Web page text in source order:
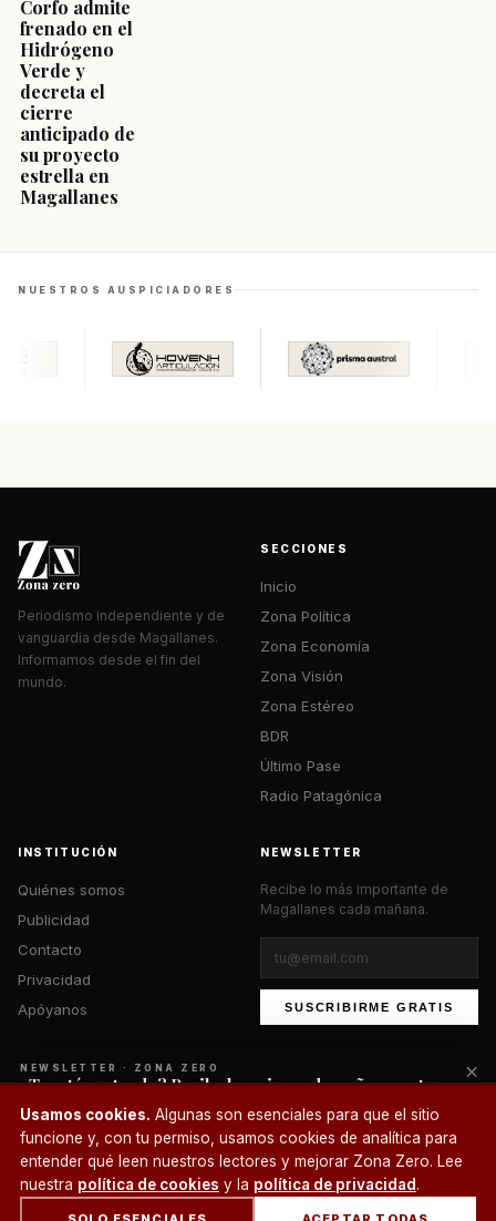
Corfo admite
frenado en el
Hidrógeno
Verde y
decreta el
cierre
anticipado de
su proyecto
estrella en
Magallanes
NUESTROS AUSPICIADORES
Periodismo independiente y de
vanguardia desde Magallanes.
Informamos desde el fin del
mundo.
SECCIONES
Inicio
Zona Política
Zona Economía
Zona Visión
Zona Estéreo
BDR
Último Pase
Radio Patagónica
INSTITUCIÓN
Quiénes somos
Publicidad
Contacto
Privacidad
Apóyanos
NEWSLETTER
Recibe lo más importante de
Magallanes cada mañana.
SUSCRIBIRME GRATIS
© 2026 Zona Zero Media. Todos los derechos reservados.
Usamos cookies. Algunas son esenciales para que el sitio
funcione y, con tu permiso, usamos cookies de analítica para
entender qué leen nuestros lectores y mejorar Zona Zero. Lee
nuestra política de cookies y la política de privacidad.
¿Un café?
NEWSLETTER · ZONA ZERO
¿Te está gustando? Recibe lo mejor cada mañana en tu
correo.
SUSCRIBIRME
×